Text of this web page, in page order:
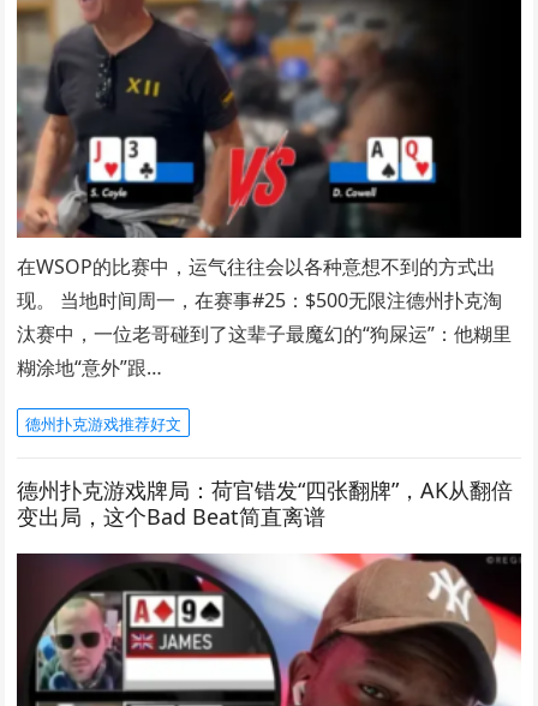
在WSOP的比赛中，运气往往会以各种意想不到的方式出
现。 当地时间周一，在赛事#25：$500无限注德州扑克淘
汰赛中，一位老哥碰到了这辈子最魔幻的“狗屎运”：他糊里
糊涂地“意外”跟…
德州扑克游戏推荐好文
德州扑克游戏牌局：荷官错发“四张翻牌”，AK从翻倍
变出局，这个Bad Beat简直离谱